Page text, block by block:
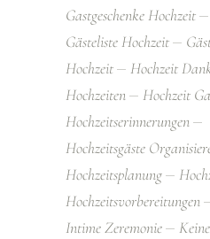
Gastgeschenke Hochzeit
Gästeliste Hochzeit
Hochzeit
Hochzeit
Hochzeiten
Hochzeit
Hochzeitserinnerungen
Hochzeitsgäste
Hochzeitsplanung
Hochzeitsvorbereitungen
Intime Zeremonie